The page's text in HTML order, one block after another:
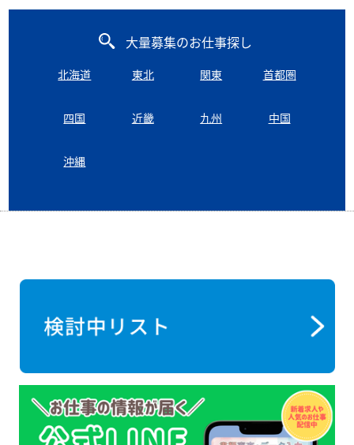
大量募集のお仕事探し
北海道 東北 関東 首都圏
四国 近畿 九州 中国
沖縄